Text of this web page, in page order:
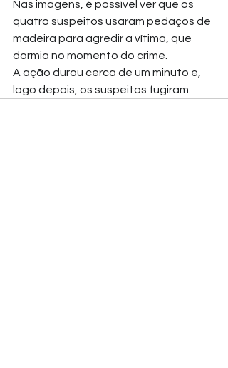
Nas imagens, é possível ver que os
quatro suspeitos usaram pedaços de
madeira para agredir a vítima, que
dormia no momento do crime.
A ação durou cerca de um minuto e,
logo depois, os suspeitos fugiram.